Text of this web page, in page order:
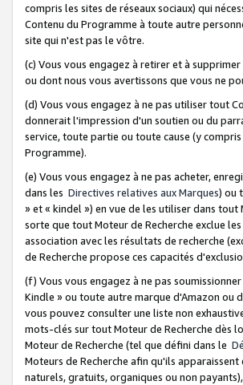
compris les sites de réseaux sociaux) qui
Contenu du Programme à toute autre
site qui n'est pas le vôtre.
(c) Vous vous engagez à retirer et à
ou dont nous vous avertissons que vous ne
(d) Vous vous engagez à ne pas utiliser tout
donnerait l'impression d'un soutien ou du
service, toute partie ou toute cause (y
Programme).
(e) Vous vous engagez à ne pas acheter,
dans les Directives relatives aux Marques) ou
» et « kindel ») en vue de les utiliser dans
sorte que tout Moteur de Recherche exclue
association avec les résultats de recherche
de Recherche propose ces capacités
(f) Vous vous engagez à ne pas
Kindle » ou toute autre marque d'Amazon ou
vous pouvez consulter une liste non
mots-clés sur tout Moteur de Recherche dès
Moteur de Recherche (tel que défini dans le
Moteurs de Recherche afin qu'ils
naturels, gratuits, organiques ou non